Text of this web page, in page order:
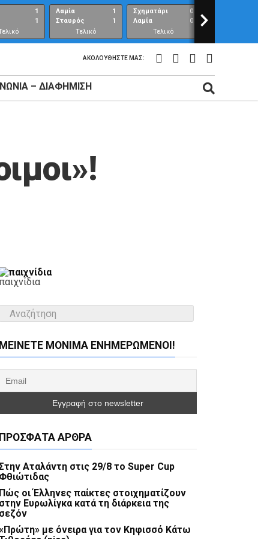
1
1
Λαμία
Σταυρός
1
1
Τελικό
αποτέλεσμα
Σχηματάρι
Λαμία
0
0
Τελικό
αποτέλεσμα
>
ΑΚΟΛΟΥΘΉΣΤΕ ΜΑΣ:
– ΔΙΑΦΉΜΙΣΗ
ΜΕΊΝΕΤΕ ΜΌΝΙΜΑ ΕΝΗΜΕΡΏΜΕΝΟΙ!
ΠΡΌΣΦΑΤΑ ΆΡΘΡΑ
Αταλάντη στις 29/8 το Super Cup
Φθιώτιδας
Πώς οι Έλληνες παίκτες στοιχηματίζουν
στην Ευρωλίγκα κατά τη διάρκεια της
σεζόν
με όνειρα για τον Κηφισσό Κάτω